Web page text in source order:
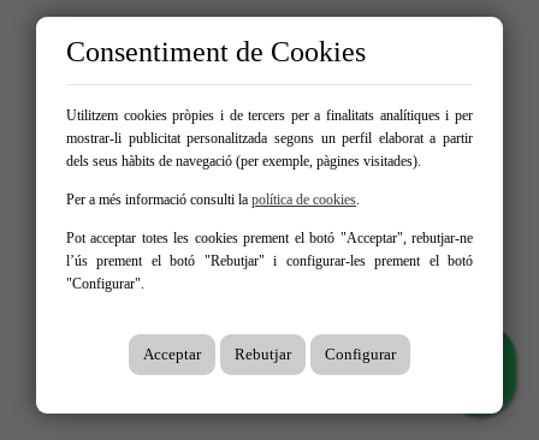
Consentiment de Cookies
Utilitzem cookies pròpies i de tercers per a finalitats analítiques i per
mostrar-li publicitat personalitzada segons un perfil elaborat a partir
dels seus hàbits de navegació (per exemple, pàgines visitades).
Per a més informació consulti la política de cookies.
Pot acceptar totes les cookies prement el botó "Acceptar", rebutjar-ne
l’ús prement el botó "Rebutjar" i configurar-les prement el botó
"Configurar".
Acceptar Rebutjar Configurar